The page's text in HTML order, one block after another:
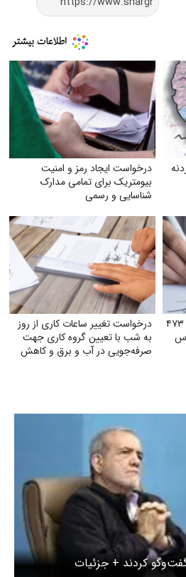
درخواست ایجاد رمز و امنیت
بیومتریک برای تمامی مدارک
شناسایی و رسمی
درخواست اجرای مصوبه شماره ۴۷۳
درخواست تغییر ساعات کاری از روز
به شب با تعیین گروه کاری جهت
صرفه‌جویی در آب و برق و کاهش
کردند + جزئیات